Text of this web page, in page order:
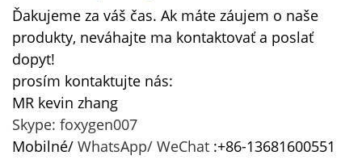
Ďakujeme za váš čas. Ak máte záujem o naše
produkty, neváhajte ma kontaktovať a poslať
dopyt!
prosím kontaktujte nás:
MR kevin zhang
Skype: foxygen007
Mobilné/ WhatsApp/ WeChat :+86-13681600551